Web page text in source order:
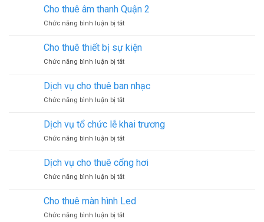
kiện
thuê
bàn
ghế
rẻ
Cho thuê âm thanh Quận 2
Chức năng bình luận bị tắtở
thuê
âm
thanh
2
Cho thuê thiết bị sự kiện
Chức năng bình luận bị tắtở
thuê
thiết
bị
kiện
Dịch vụ cho thuê ban nhạc
Chức năng bình luận bị tắtở
vụ
cho
thuê
nhạc
Dịch vụ tổ chức lễ khai trương
Chức năng bình luận bị tắtở
tổ
chức
khai
Dịch vụ cho thuê cổng hơi
Chức năng bình luận bị tắtở
cho
thuê
Cho thuê màn hình Led
Chức năng bình luận bị tắtở